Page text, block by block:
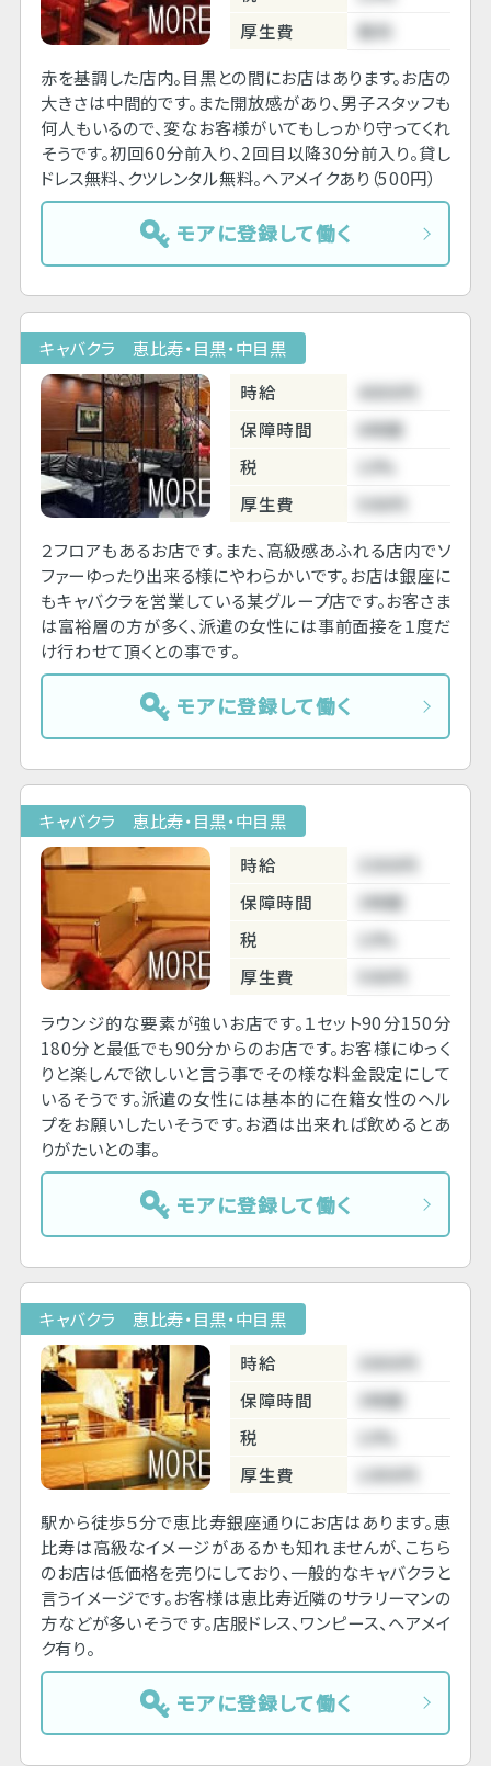
厚生費
無料
赤を基調した店内。目黒との間にお店はあります。お店の
大きさは中間的です。また開放感があり、男子スタッフも
何人もいるので、変なお客様がいてもしっかり守ってくれ
そうです。初回60分前入り、2回目以降30分前入り。貸し
ドレス無料、クツレンタル無料。ヘアメイクあり（500円）
モアに登録して働く
キャバクラ 恵比寿・目黒・中目黒
時給
4000円
保障時間
6時間
税
10%
厚生費
500円
２フロアもあるお店です。また、高級感あふれる店内でソ
ファーゆったり出来る様にやわらかいです。お店は銀座に
もキャバクラを営業している某グループ店です。お客さま
は富裕層の方が多く、派遣の女性には事前面接を１度だ
け行わせて頂くとの事です。
モアに登録して働く
キャバクラ 恵比寿・目黒・中目黒
時給
3300円
保障時間
3時間
税
10%
厚生費
500円
ラウンジ的な要素が強いお店です。１セット90分150分
180分と最低でも90分からのお店です。お客様にゆっく
りと楽しんで欲しいと言う事でその様な料金設定にして
いるそうです。派遣の女性には基本的に在籍女性のヘル
プをお願いしたいそうです。お酒は出来れば飲めるとあ
りがたいとの事。
モアに登録して働く
キャバクラ 恵比寿・目黒・中目黒
時給
3000円
保障時間
3時間
税
10%
厚生費
1000円
駅から徒歩５分で恵比寿銀座通りにお店はあります。恵
比寿は高級なイメージがあるかも知れませんが、こちら
のお店は低価格を売りにしており、一般的なキャバクラと
言うイメージです。お客様は恵比寿近隣のサラリーマンの
方などが多いそうです。店服ドレス、ワンピース、ヘアメイ
ク有り。
モアに登録して働く